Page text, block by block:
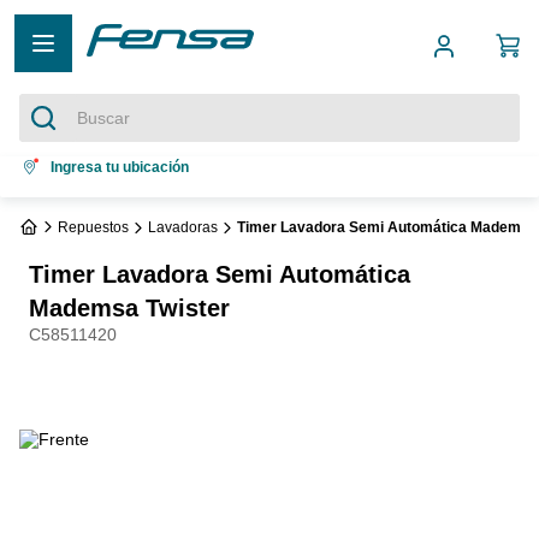
Buscar
Términos más buscados
4. bottom freezer
Ingresa tu ubicación
Repuestos Lavadoras Timer Lavadora Semi Automática
Timer Lavadora Semi Automática
Mademsa Twister
C58511420